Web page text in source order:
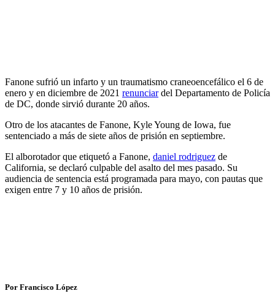
Fanone sufrió un infarto y un traumatismo craneoencefálico el 6 de
enero y en diciembre de 2021 renunciardel Departamento de Policía
de DC, donde sirvió durante 20 años.
Otro de los atacantes de Fanone, Kyle Young de Iowa, fue
sentenciado a más de siete años de prisión en septiembre.
El alborotador que etiquetó a Fanone, daniel rodriguez de
California, se declaró culpable del asalto del mes pasado. Su
audiencia de sentencia está programada para mayo, con pautas que
exigen entre 7 y 10 años de prisión.
Por Francisco López